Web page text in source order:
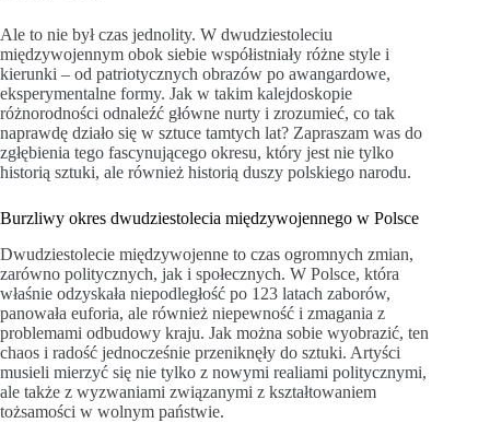
Ale to nie był czas jednolity. W dwudziestoleciu
międzywojennym obok siebie współistniały różne style i
kierunki – od patriotycznych obrazów po awangardowe,
eksperymentalne formy. Jak w takim kalejdoskopie
różnorodności odnaleźć główne nurty i zrozumieć, co tak
naprawdę działo się w sztuce tamtych lat? Zapraszam was do
zgłębienia tego fascynującego okresu, który jest nie tylko
historią sztuki, ale również historią duszy polskiego narodu.
Burzliwy okres dwudziestolecia międzywojennego w Polsce
Dwudziestolecie międzywojenne to czas ogromnych zmian,
zarówno politycznych, jak i społecznych. W Polsce, która
właśnie odzyskała niepodległość po 123 latach zaborów,
panowała euforia, ale również niepewność i zmagania z
problemami odbudowy kraju. Jak można sobie wyobrazić, ten
chaos i radość jednocześnie przeniknęły do sztuki. Artyści
musieli mierzyć się nie tylko z nowymi realiami politycznymi,
ale także z wyzwaniami związanymi z kształtowaniem
tożsamości w wolnym państwie.